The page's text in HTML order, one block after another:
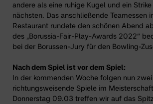
andere als eine ruhige Kugel und ein
nächsten. Das anschließende Teamessen
Restaurant rundete den schönen Abend
des „Borussia-Fair-Play-Awards 2022“
bei der Borussen-Jury für den Bowling-
Nach dem Spiel ist vor dem Spiel:
In der kommenden Woche folgen nun zwei
richtungsweisende Spiele im
Donnerstag 09.03 treffen wir auf das